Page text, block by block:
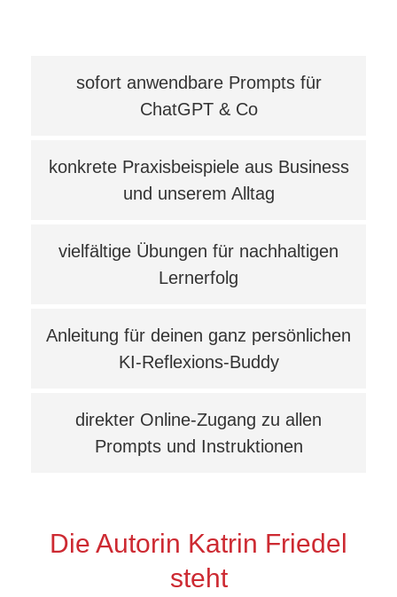
sofort anwendbare Prompts für
ChatGPT & Co
konkrete Praxisbeispiele aus Business
und unserem Alltag
vielfältige Übungen für nachhaltigen
Lernerfolg
Anleitung für deinen ganz persönlichen
KI-Reflexions-Buddy
direkter Online-Zugang zu allen
Prompts und Instruktionen
Die Autorin Katrin Friedel
steht